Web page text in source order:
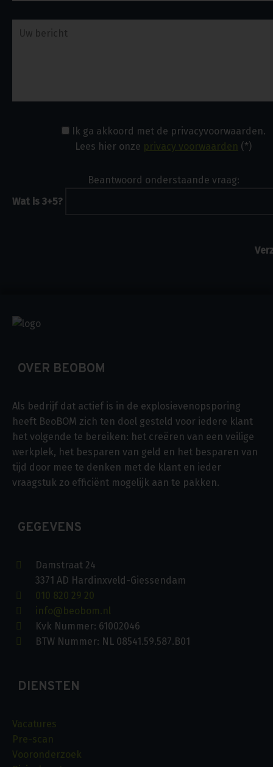
Ik ga akkoord met de privacyvoorwaarden.
Lees hier onze privacy voorwaarden (*)
Beantwoord onderstaande vraag:
Wat is 3+5?
OVER BEOBOM
Als bedrijf dat actief is in de explosievenopsporing
heeft BeoBOM zich ten doel gesteld voor iedere klant
het volgende te bereiken: het creëren van een veilige
werkplek, het besparen van geld en het besparen van
tijd door mee te denken met de klant en ieder
vraagstuk zo efficiënt mogelijk aan te pakken.
GEGEVENS
Damstraat 24
3371 AD Hardinxveld-Giessendam
010 820 29 20
info@beobom.nl
Kvk Nummer: 61002046
BTW Nummer: NL 08541.59.587.B01
DIENSTEN
Vacatures
Pre-scan
Vooronderzoek